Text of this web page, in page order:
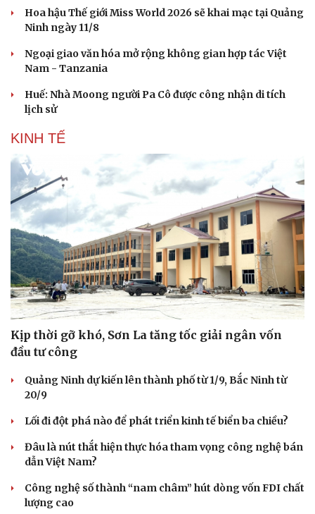
Du lịch
Tư vấn
check-in
Podcast
Cửa sổ tình yêu
Hạt giống tâm hồn
Hoa hậu Thế giới Miss World 2026 sẽ khai mạc tại Quảng
Ninh ngày 11/8
Ngoại giao văn hóa mở rộng không gian hợp tác Việt
Nam - Tanzania
Huế: Nhà Moong người Pa Cô được công nhận di tích
lịch sử
KINH TẾ
Kịp thời gỡ khó, Sơn La tăng tốc giải ngân vốn
đầu tư công
Quảng Ninh dự kiến lên thành phố từ 1/9, Bắc Ninh từ
20/9
Lối đi đột phá nào để phát triển kinh tế biển ba chiều?
Đâu là nút thắt hiện thực hóa tham vọng công nghệ bán
dẫn Việt Nam?
Công nghệ số thành “nam châm” hút dòng vốn FDI chất
lượng cao